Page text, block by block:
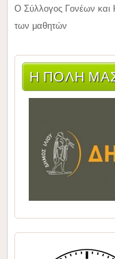
Ο Σύλλογος Γονέων
των μαθητών
Η ΠΟΛΗ